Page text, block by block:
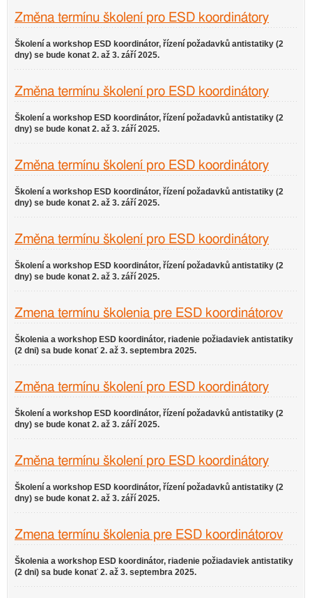
Změna termínu školení pro ESD koordinátory
Školení a workshop ESD koordinátor, řízení požadavků antistatiky (2
dny) se bude konat 2. až 3. září 2025.
Změna termínu školení pro ESD koordinátory
Školení a workshop ESD koordinátor, řízení požadavků antistatiky (2
dny) se bude konat 2. až 3. září 2025.
Změna termínu školení pro ESD koordinátory
Školení a workshop ESD koordinátor, řízení požadavků antistatiky (2
dny) se bude konat 2. až 3. září 2025.
Změna termínu školení pro ESD koordinátory
Školení a workshop ESD koordinátor, řízení požadavků antistatiky (2
dny) se bude konat 2. až 3. září 2025.
Zmena termínu školenia pre ESD koordinátorov
Školenia a workshop ESD koordinátor, riadenie požiadaviek antistatiky
(2 dni) sa bude konať 2. až 3. septembra 2025.
Změna termínu školení pro ESD koordinátory
Školení a workshop ESD koordinátor, řízení požadavků antistatiky (2
dny) se bude konat 2. až 3. září 2025.
Změna termínu školení pro ESD koordinátory
Školení a workshop ESD koordinátor, řízení požadavků antistatiky (2
dny) se bude konat 2. až 3. září 2025.
Zmena termínu školenia pre ESD koordinátorov
Školenia a workshop ESD koordinátor, riadenie požiadaviek antistatiky
(2 dni) sa bude konať 2. až 3. septembra 2025.